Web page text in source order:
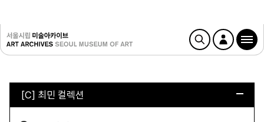
[C] 최민 컬렉션